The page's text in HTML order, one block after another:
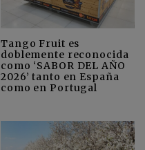
Tango Fruit es
doblemente reconocida
como ‘SABOR DEL AÑO
2026’ tanto en España
como en Portugal